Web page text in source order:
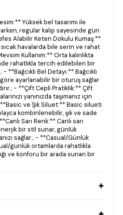
Yüksek bel tasarımı ile
regular kalıp sayesinde gün
Alabilir Keten Dokulu Kumaş:**
havalarda bile serin ve rahat
Kullanım:** Orta kalınlıkta
rahatlıkla tercih edilebilen bir
Bel Detayı:** Bağcıklı
göre ayarlanabilir bir oturuş sağlar
- **Çift Cepli Pratiklik:** Çift
yanınızda taşımanız için
ve Şık Siluet:** Basic silueti
kombinlenebilir, şık ve sade
Sarı Renk:** Canlı sarı
bir stil sunar, günlük
sağlar.; - **Casual/Günlük
günlük ortamlarda rahatlıkla
ve konforu bir arada sunan bir